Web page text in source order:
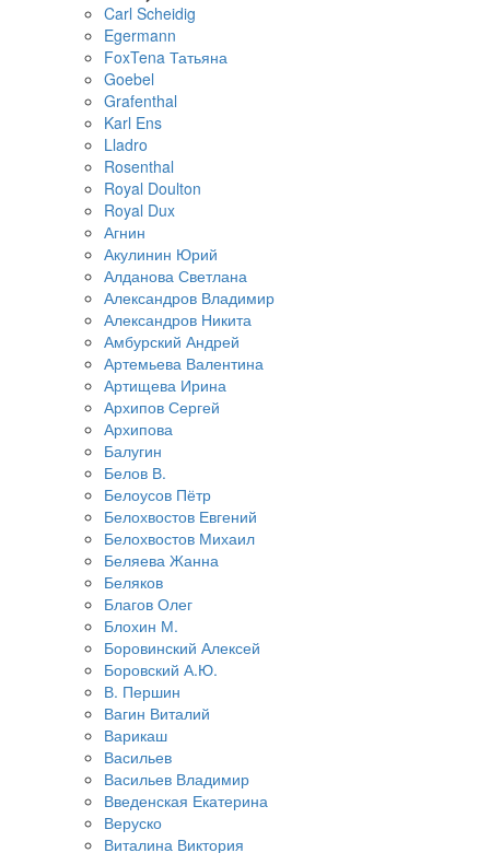
Carl Scheidig
Egermann
FoxTena Татьяна
Goebel
Grafenthal
Karl Ens
Lladro
Rosenthal
Royal Doulton
Royal Dux
Агнин
Акулинин Юрий
Алданова Светлана
Александров Владимир
Александров Никита
Амбурский Андрей
Артемьева Валентина
Артищева Ирина
Архипов Сергей
Архипова
Балугин
Белов В.
Белоусов Пётр
Белохвостов Евгений
Белохвостов Михаил
Беляева Жанна
Беляков
Благов Олег
Блохин М.
Боровинский Алексей
Боровский А.Ю.
В. Першин
Вагин Виталий
Варикаш
Васильев
Васильев Владимир
Введенская Екатерина
Веруско
Виталина Виктория